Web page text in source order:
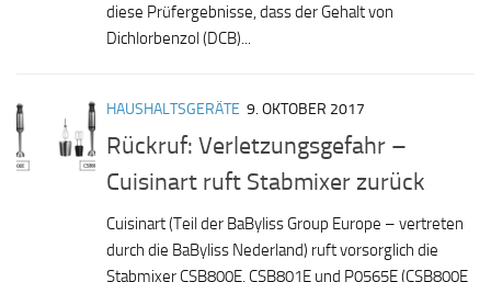
diese Prüfergebnisse, dass der Gehalt von
Dichlorbenzol (DCB)...
HAUSHALTSGERÄTE 9. OKTOBER 2017
Rückruf: Verletzungsgefahr –
Cuisinart ruft Stabmixer zurück
Cuisinart (Teil der BaByliss Group Europe – vertreten
durch die BaByliss Nederland) ruft vorsorglich die
Stabmixer CSB800E, CSB801E und P0565E (CSB800E